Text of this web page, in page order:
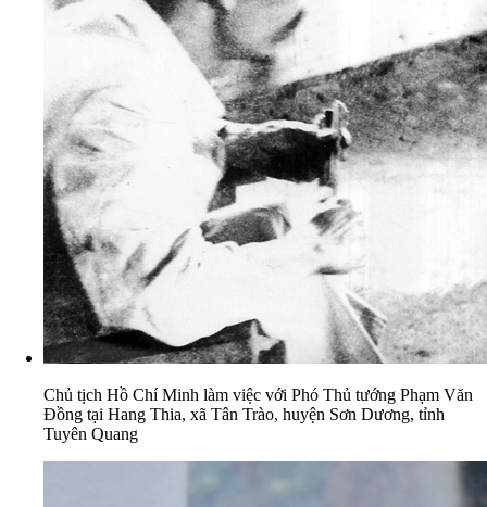
Chủ tịch Hồ Chí Minh làm việc với Phó Thủ tướng Phạm Văn
Đồng tại Hang Thia, xã Tân Trào, huyện Sơn Dương, tỉnh
Tuyên Quang